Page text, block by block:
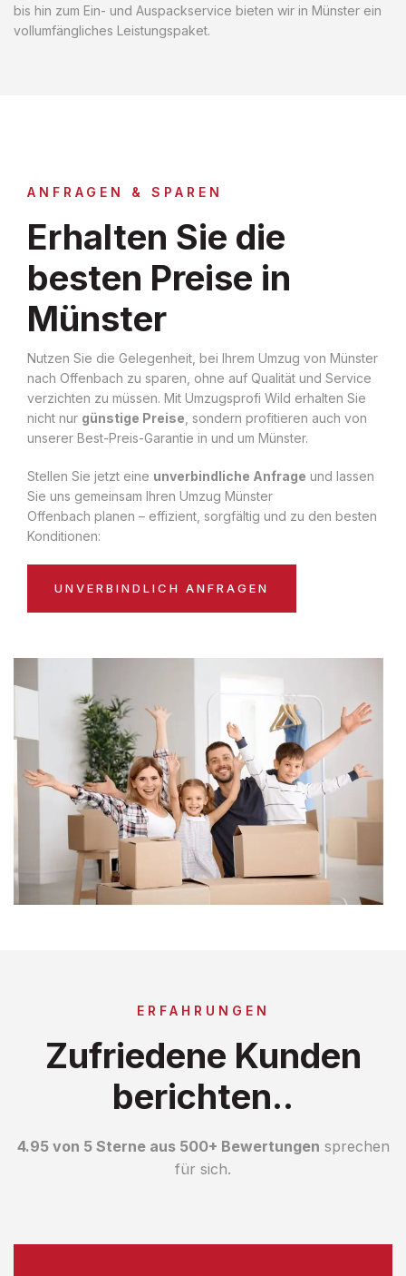
bis hin zum Ein- und Auspackservice bieten wir in Münster ein
vollumfängliches Leistungspaket.
ANFRAGEN & SPAREN
Erhalten Sie die
besten Preise in
Münster
Nutzen Sie die Gelegenheit, bei Ihrem Umzug von Münster
nach Offenbach zu sparen, ohne auf Qualität und Service
verzichten zu müssen. Mit Umzugsprofi Wild erhalten Sie
nicht nur günstige Preise , sondern profitieren auch von
unserer Best-Preis-Garantie in und um Münster.
Stellen Sie jetzt eine unverbindliche Anfrage und lassen
Sie uns gemeinsam Ihren Umzug Münster
Offenbach planen – effizient, sorgfältig und zu den besten
Konditionen:
UNVERBINDLICH ANFRAGEN
ERFAHRUNGEN
Zufriedene Kunden
berichten..
4.95 von 5 Sterne aus 500+ Bewertungen sprechen
für sich.